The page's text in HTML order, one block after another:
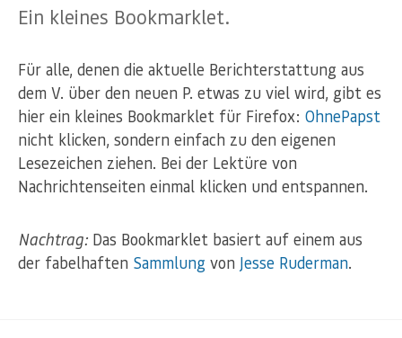
Ein kleines Bookmarklet.
Für alle, denen die aktuelle Berichterstattung aus
dem V. über den neuen P. etwas zu viel wird, gibt es
hier ein kleines Bookmarklet für Firefox: OhnePapst
nicht klicken, sondern einfach zu den eigenen
Lesezeichen ziehen. Bei der Lektüre von
Nachrichtenseiten einmal klicken und entspannen.
Nachtrag: Das Bookmarklet basiert auf einem aus
der fabelhaften Sammlung von Jesse Ruderman.